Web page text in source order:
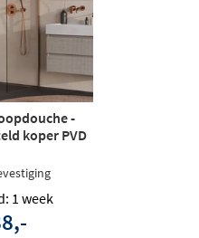
-
koper PVD
1 week